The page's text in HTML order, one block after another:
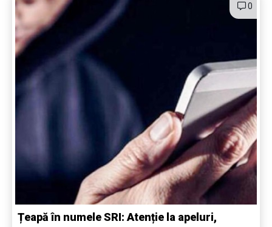
0
Țeapă în numele SRI: Atenție la apeluri,